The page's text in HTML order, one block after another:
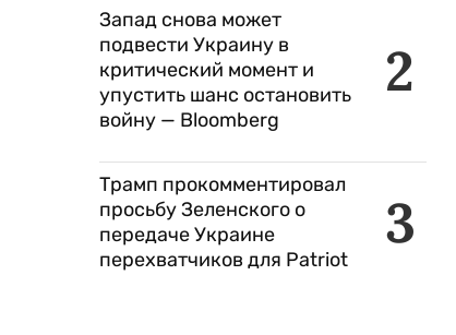
2
Запад снова может
подвести Украину в
критический момент и
упустить шанс остановить
войну — Bloomberg
3
Трамп прокомментировал
просьбу Зеленского о
передаче Украине
перехватчиков для Patriot